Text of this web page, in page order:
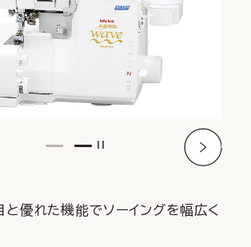
優れた機能でソーイングを幅広く